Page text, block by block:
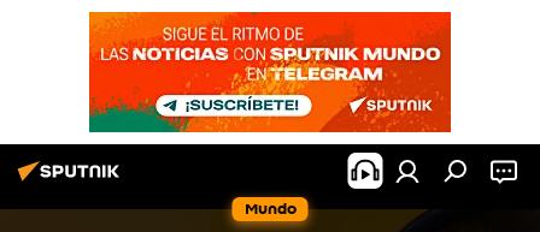
Mundo